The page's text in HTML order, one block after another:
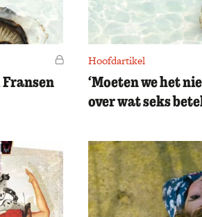
Voor ledenHoofdartikel
‘Moeten we het
over wat seks